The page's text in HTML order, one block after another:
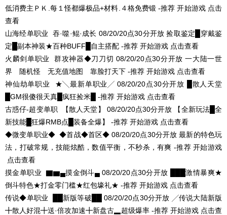
低消费主ＰＫ.每１怪都爆极品+材料.４格免费锻 -推荐 开始游戏 点击
查看
山海经单职业
吞·噬·鲲·成长 08/20/20点30分开放 捡取鉴定█穿戴鉴
定█副本神装★百种BUFF█自主搭配 -推荐 开始游戏 点击查看
火麟剑单职业
群攻神器◆刀刀切 08/20/20点30分开放 一大陆一世
界 随机怪 无充值地图 靠脸打天下 -推荐 开始游戏 点击查看
神仙劫单职业
★╲最新单职业╱ 08/20/20点30分开放
█散人天堂
█GM很傻很天真█疯狂捡米█ -推荐 开始游戏 点击查看
古惑仔-超变单职
【散人天堂】 08/20/20点30分开放
【全新玩法█全
新技能█狂爆RMB点█装备全爆】 -推荐 开始游戏 点击查看
◆微变单职业◆ ◆首战◆首区◆ 08/20/20点30分开放 最新的特色玩
法，打破常规，技能炫酷，数值平衡，不秒杀，有爽 -推荐 开始游戏
点击查看
摸金单职业
▇▆▄摸金倒斗▄ 08/20/20点30分开放
███激情暴爽★
倒斗特色★打金零门槛★红包壕礼★ -推荐 开始游戏 点击查看
传说◆单职业
██新版等破██ 08/20/20点30分开放 ╱传说大陆新版
╋散人好混╋送·倍攻加速╋新盘古▂超级爆率 -推荐 开始游戏 点击查